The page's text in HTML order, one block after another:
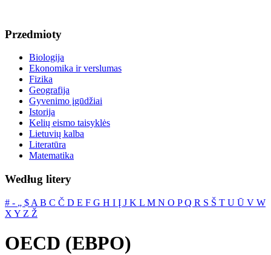
Przedmioty
Biologija
Ekonomika ir verslumas
Fizika
Geografija
Gyvenimo įgūdžiai
Istorija
Kelių eismo taisyklės
Lietuvių kalba
Literatūra
Matematika
Według litery
# ‐ „ $ A B C Č D E F G H I Į J K L M N O PQ R S Š T U Ū V W
X Y Z Ž
OECD (EBPO)